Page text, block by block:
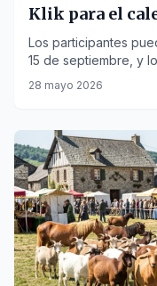
Klik para el
Los participantes
15 de septiembre, y
premio de 300 euros.
28 mayo 2026